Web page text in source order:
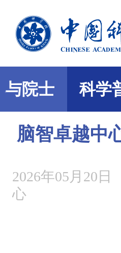
与院士 科学
脑智卓越中
2026年05月20日
心